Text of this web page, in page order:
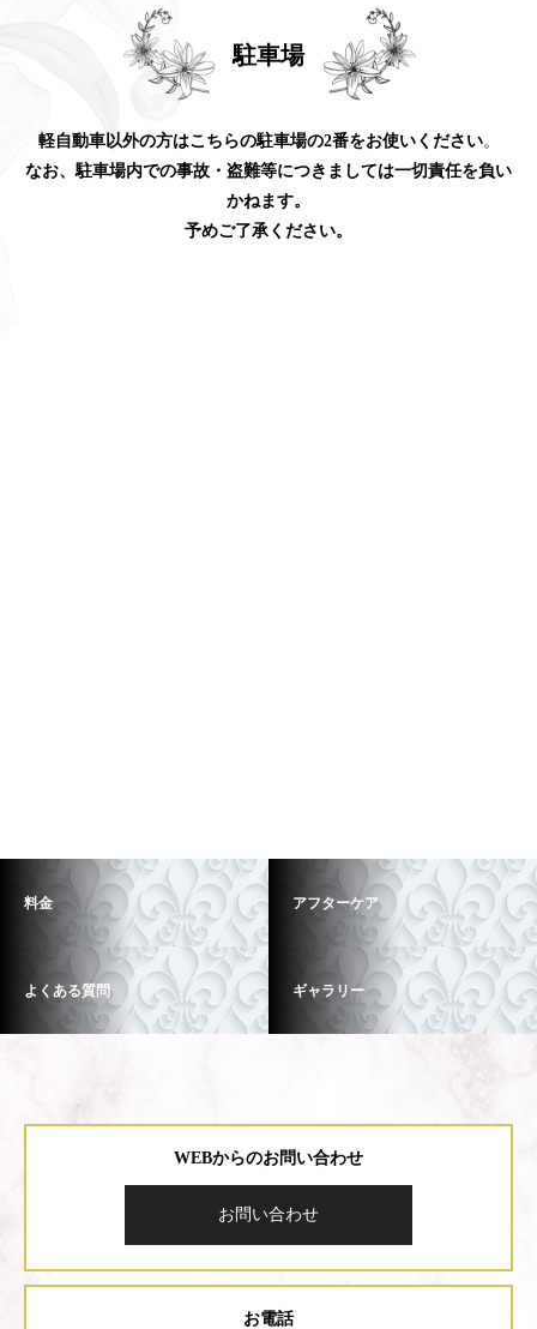
駐車場
軽自動車以外の方はこちらの駐車場の2番をお使いください。
なお、駐車場内での事故・盗難等につきましては一切責任を負い
かねます。
予めご了承ください。
料金 アフターケア
よくある質問 ギャラリー
WEBからのお問い合わせ
お問い合わせ
お電話